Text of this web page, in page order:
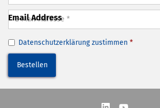
Email Address
Datenschutzerklärungzustimmen *